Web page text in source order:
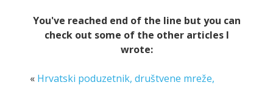
You've reached end of the line but you can
check out some of the other articles I
wrote:
« Hrvatski poduzetnik, društvene mreže,